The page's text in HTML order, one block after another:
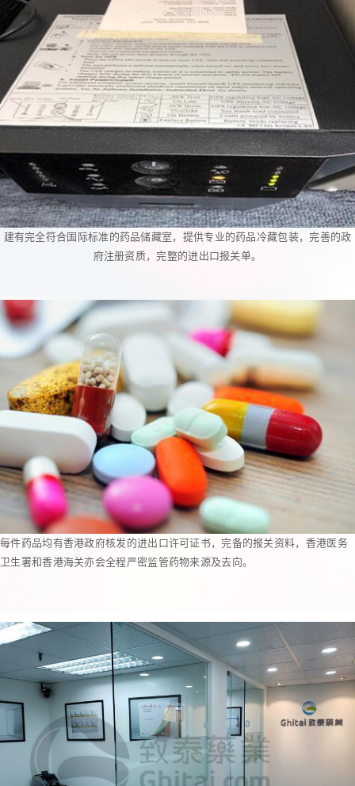
建有完全符合国际标准的药品储藏室，提供专业的药品冷藏包装，完善的政
府注册资质，完整的进出口报关单。
每件药品均有香港政府核发的进出口许可证书，完备的报关资料，香港医务
卫生署和香港海关亦会全程严密监管药物来源及去向。